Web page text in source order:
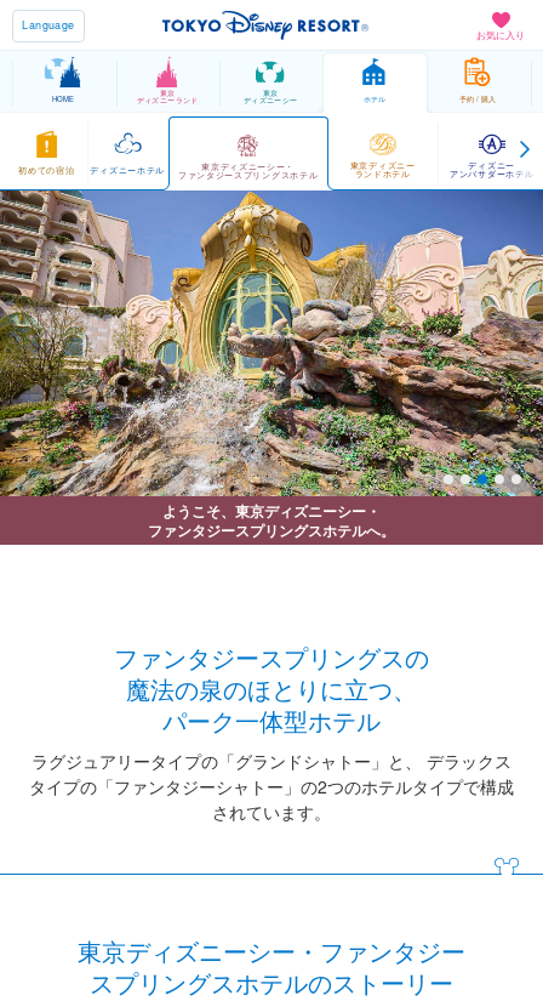
お気に入り
Language
HOME
東京
ディズニーランド
東京
ディズニーシー ホテル 予約 / 購入
初めての宿泊 ディズニーホテル 東京ディズニーシー・
ファンタジースプリングスホテル
東京ディズニー
ランドホテル
ディズニー
アンバサダーホテル
ようこそ、東京ディズニーシー・
ファンタジースプリングスホテルへ。
ファンタジースプリングスの
魔法の泉のほとりに立つ、
パーク一体型ホテル
ラグジュアリータイプの「グランドシャトー」と、 デラックス
タイプの「ファンタジーシャトー」の2つのホテルタイプで構成
されています。
東京ディズニーシー・ファンタジー
スプリングスホテルのストーリー